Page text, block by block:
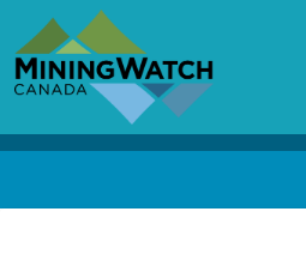
main
content